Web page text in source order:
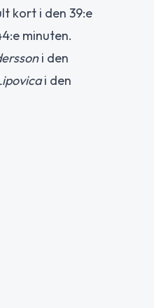
kort i den 39:e
minuten.
i den
i den